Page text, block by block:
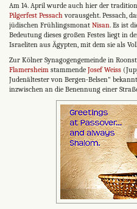
Am 14. April wurde auch hier der
Pilgerfest Pessachvorausgeht. Pessach,
jüdischen Frühlingsmonat Nisan. Es ist
Bedeutung dieses großen Festes liegt in
Israeliten aus Ägypten, mit dem sie als
Zur Kölner Synagogengemeinde in
Flamersheim stammende Josef Weiss
Judenältester von Bergen-Belsen"
inzwischen an die Benennung einer